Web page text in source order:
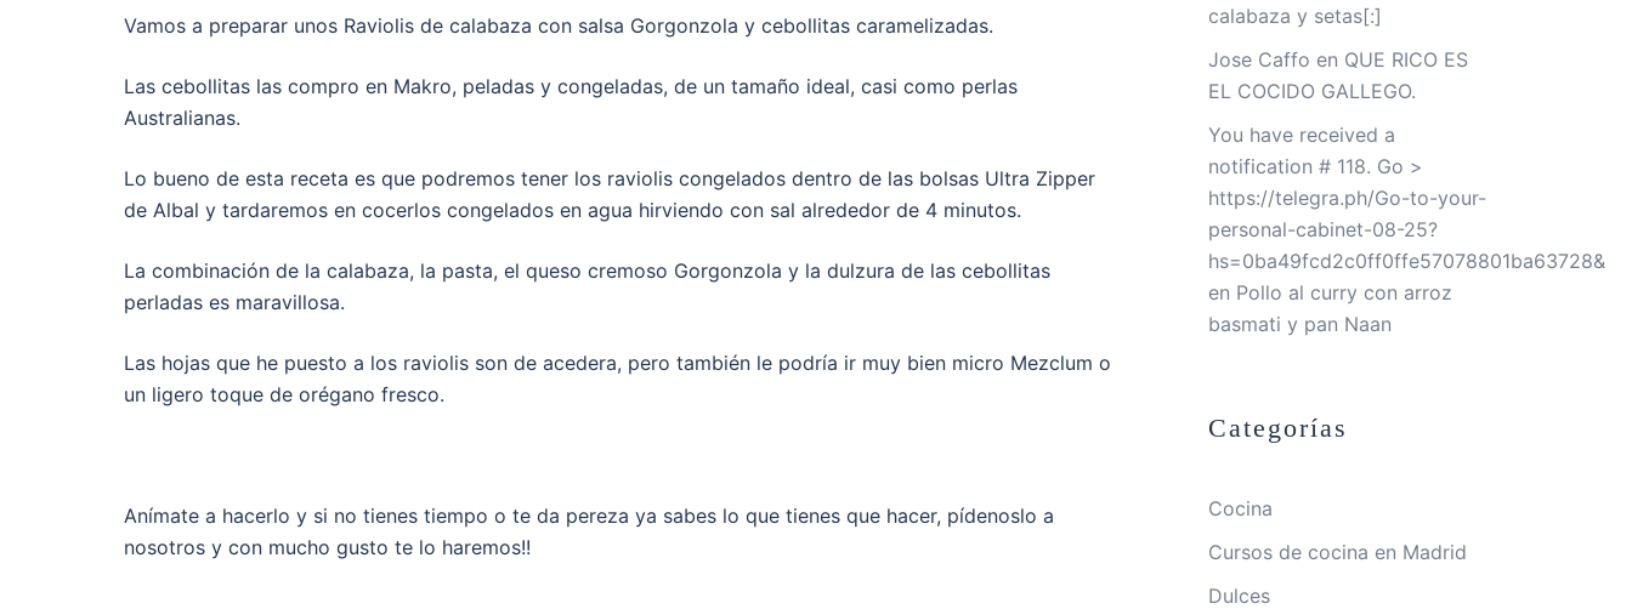
Vamos a preparar unos Raviolis de calabaza con salsa Gorgonzola y cebollitas caramelizadas.
Las cebollitas las compro en Makro, peladas y congeladas, de un tamaño ideal, casi como perlas
Australianas.
Lo bueno de esta receta es que podremos tener los raviolis congelados dentro de las bolsas Ultra Zipper
de Albal y tardaremos en cocerlos congelados en agua hirviendo con sal alrededor de 4 minutos.
La combinación de la calabaza, la pasta, el queso cremoso Gorgonzola y la dulzura de las cebollitas
perladas es maravillosa.
Las hojas que he puesto a los raviolis son de acedera, pero también le podría ir muy bien micro Mezclum o
un ligero toque de orégano fresco.
Anímate a hacerlo y si no tienes tiempo o te da pereza ya sabes lo que tienes que hacer, pídenoslo a
nosotros y con mucho gusto te lo haremos!!
calabaza y setas[:]
Jose Caffo en QUE RICO ES
EL COCIDO GALLEGO.
You have received a
notification # 118. Go >
https://telegra.ph/Go-to-your-
personal-cabinet-08-25?
hs=0ba49fcd2c0ff0ffe57078801ba63728&
en Pollo al curry con arroz
basmati y pan Naan
Categorías
Cocina
Cursos de cocina en Madrid
Dulces